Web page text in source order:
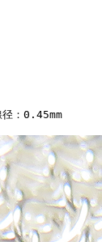
：0.45mm